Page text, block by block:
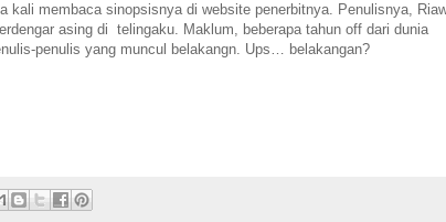
kali membaca sinopsisnya di website penerbitnya. Penulisnya,
asing di telingaku. Maklum, beberapa tahun off dari dunia
penulis yang muncul belakangn. Ups… belakangan?